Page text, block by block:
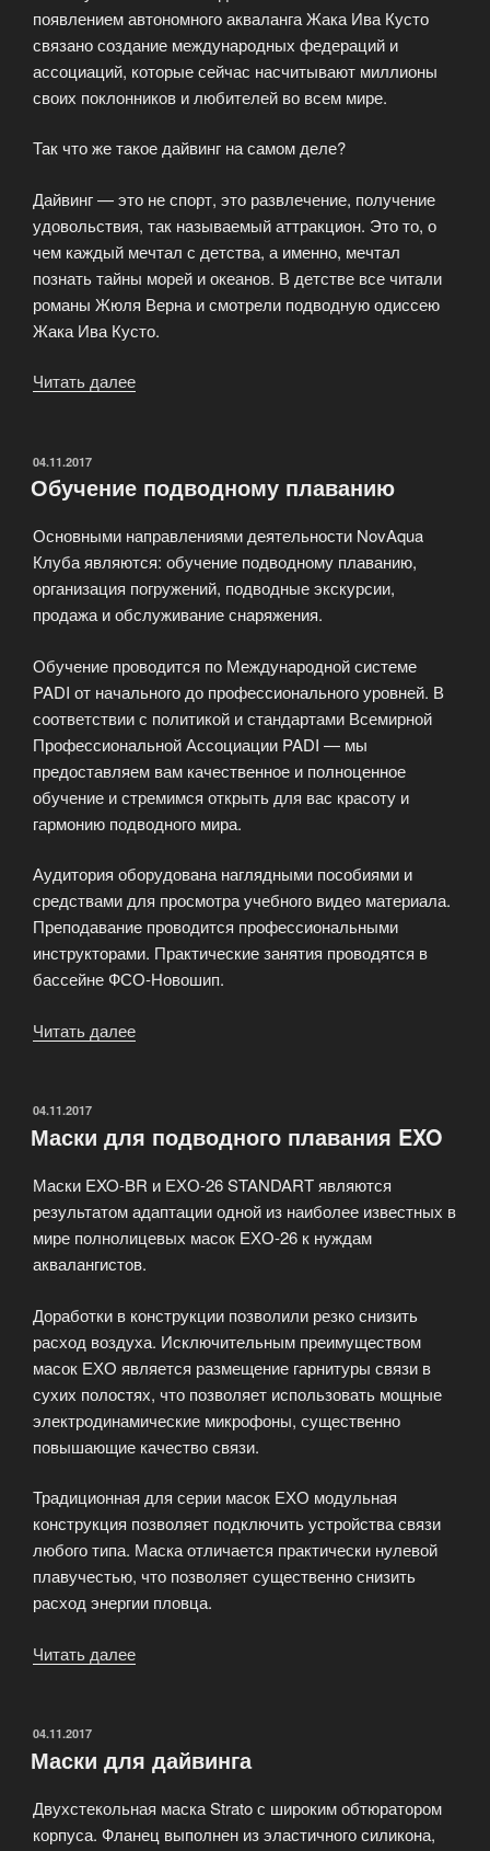
появлением автономного акваланга Жака Ива Кусто
связано создание международных федераций и
ассоциаций, которые сейчас насчитывают миллионы
своих поклонников и любителей во всем мире.
Так что же такое дайвинг на самом деле?
Дайвинг — это не спорт, это развлечение, получение
удовольствия, так называемый аттракцион. Это то, о
чем каждый мечтал с детства, а именно, мечтал
познать тайны морей и океанов. В детстве все читали
романы Жюля Верна и смотрели подводную одиссею
Жака Ива Кусто.
Читать далее
ОПУБЛИКОВАНО
04.11.2017
Обучение подводному плаванию
Основными направлениями деятельности NovAqua
Клуба являются: обучение подводному плаванию,
организация погружений, подводные экскурсии,
продажа и обслуживание снаряжения.
Обучение проводится по Международной системе
PADI от начального до профессионального уровней. В
соответствии с политикой и стандартами Всемирной
Профессиональной Ассоциации PADI — мы
предоставляем вам качественное и полноценное
обучение и стремимся открыть для вас красоту и
гармонию подводного мира.
Аудитория оборудована наглядными пособиями и
средствами для просмотра учебного видео материала.
Преподавание проводится профессиональными
инструкторами. Практические занятия проводятся в
бассейне ФСО-Новошип.
Читать далее
ОПУБЛИКОВАНО
04.11.2017
Маски для подводного плавания EXO
Маски EXO-BR и ЕХО-26 STANDART являются
результатом адаптации одной из наиболее известных в
мире полнолицевых масок ЕХО-26 к нуждам
аквалангистов.
Доработки в конструкции позволили резко снизить
расход воздуха. Исключительным преимуществом
масок ЕХО является размещение гарнитуры связи в
сухих полостях, что позволяет использовать мощные
электродинамические микрофоны, существенно
повышающие качество связи.
Традиционная для серии масок ЕХО модульная
конструкция позволяет подключить устройства связи
любого типа. Маска отличается практически нулевой
плавучестью, что позволяет существенно снизить
расход энергии пловца.
Читать далее
EXO»
ОПУБЛИКОВАНО
04.11.2017
Маски для дайвинга
Двухстекольная маска Strato с широким обтюратором
корпуса. Фланец выполнен из эластичного силикона,